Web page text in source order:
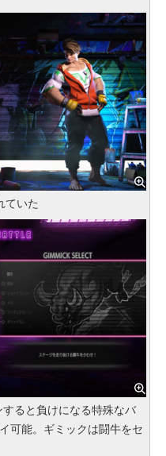
ていた
ると負けになる特殊なバ
可能。ギミックは闘牛をセ